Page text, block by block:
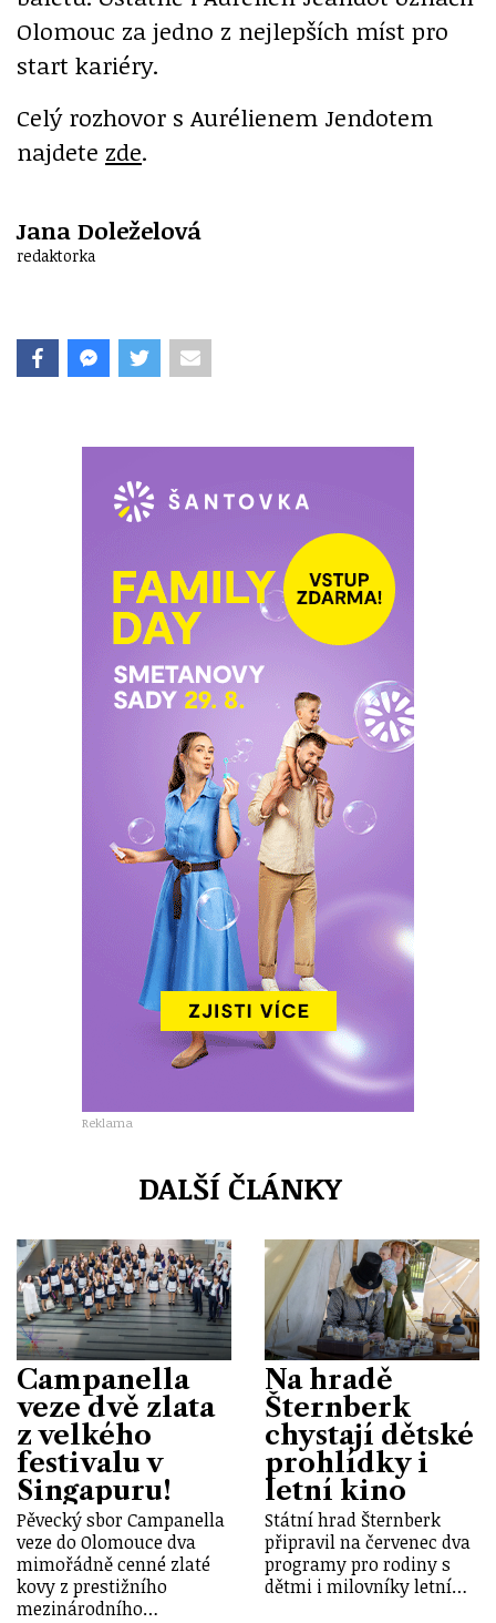
Olomouc za jedno z nejlepších míst pro
start kariéry.
Celý rozhovor s Aurélienem Jendotem
najdete zde.
Jana Doleželová
redaktorka
Reklama
DALŠÍ ČLÁNKY
Campanella
veze dvě zlata
z velkého
festivalu v
Singapuru!
Pěvecký sbor Campanella
veze do Olomouce dva
mimořádně cenné zlaté
kovy z prestižního
mezinárodního…
Na hradě
Šternberk
chystají dětské
prohlídky i
letní kino
Státní hrad Šternberk
připravil na červenec dva
programy pro rodiny s
dětmi i milovníky letní…